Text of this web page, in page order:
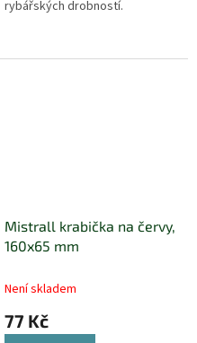
rybářských drobností.
Mistrall krabička na červy,
160x65 mm
Není skladem
77 Kč